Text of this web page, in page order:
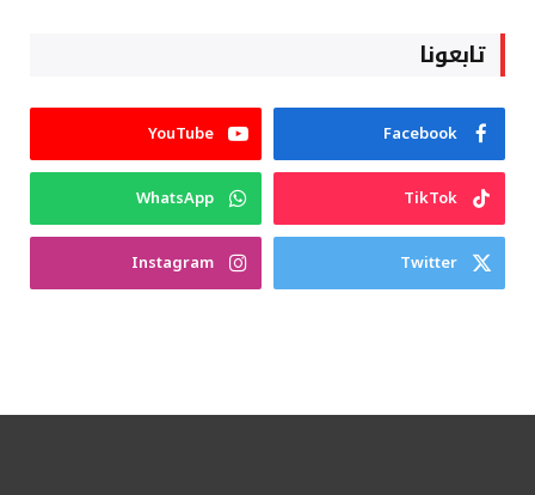
تابعونا
Facebook
YouTube
TikTok
WhatsApp
Twitter
Instagram